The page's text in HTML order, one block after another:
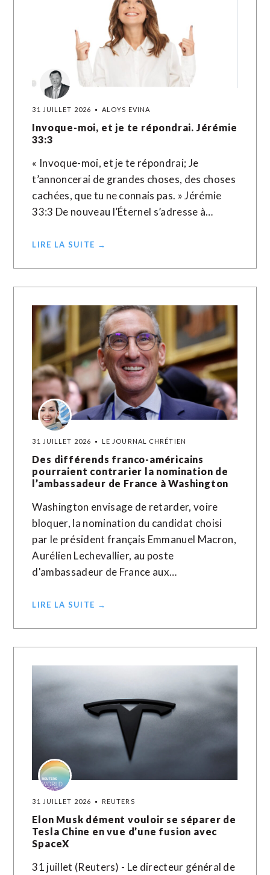
31 JUILLET 2026 ALOYS EVINA
Invoque-moi, et je te répondrai. Jérémie
33:3
« Invoque-moi, et je te répondrai; Je
t’annoncerai de grandes choses, des choses
cachées, que tu ne connais pas. » Jérémie
33:3 De nouveau l’Éternel s’adresse à…
LIRE LA SUITE →
31 JUILLET 2026 LE JOURNAL CHRÉTIEN
Des différends franco-américains
pourraient contrarier la nomination de
l’ambassadeur de France à Washington
Washington envisage de retarder, voire
bloquer, la nomination du candidat choisi
par le président français Emmanuel Macron,
Aurélien Lechevallier, au poste
d'ambassadeur de France aux…
LIRE LA SUITE →
31 JUILLET 2026 REUTERS
Elon Musk dément vouloir se séparer de
Tesla Chine en vue d’une fusion avec
SpaceX
31 juillet (Reuters) - Le directeur général de